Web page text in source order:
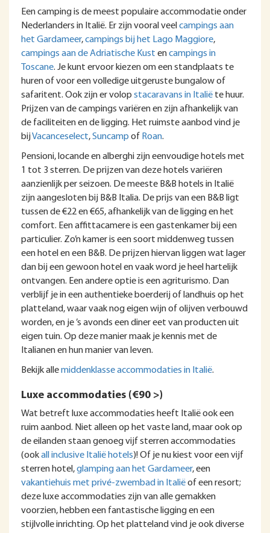
Een camping is de meest populaire accommodatie onder
Nederlanders in Italië. Er zijn vooral veel campings aan
het Gardameer,campings bij het Lago Maggiore,
campings aan de Adriatische Kust encampings in
Toscane. Je kunt ervoor kiezen om een standplaats te
huren of voor een volledige uitgeruste bungalow of
safaritent. Ook zijn er volop stacaravans in Italië te huur.
Prijzen van de campings variëren en zijn afhankelijk van
de faciliteiten en de ligging. Het ruimste aanbod vind je
bijVacanceselect,Suncamp of Roan.
Pensioni, locande en alberghi zijn eenvoudige hotels met
1 tot 3 sterren. De prijzen van deze hotels variëren
aanzienlijk per seizoen. De meeste B&B hotels in Italië
zijn aangesloten bij B&B Italia. De prijs van een B&B ligt
tussen de €22 en €65, afhankelijk van de ligging en het
comfort. Een affittacamere is een gastenkamer bij een
particulier. Zo’n kamer is een soort middenweg tussen
een hotel en een B&B. De prijzen hiervan liggen wat lager
dan bij een gewoon hotel en vaak word je heel hartelijk
ontvangen. Een andere optie is een agriturismo. Dan
verblijf je in een authentieke boerderij of landhuis op het
platteland, waar vaak nog eigen wijn of olijven verbouwd
worden, en je ’s avonds een diner eet van producten uit
eigen tuin. Op deze manier maak je kennis met de
Italianen en hun manier van leven.
Bekijk allemiddenklasse accommodaties in Italië.
Luxe accommodaties (€90 >)
Wat betreft luxe accommodaties heeft Italië ook een
ruim aanbod. Niet alleen op het vaste land, maar ook op
de eilanden staan genoeg vijf sterren accommodaties
(ookall inclusive Italië hotels)! Of je nu kiest voor een vijf
sterren hotel,glamping aan het Gardameer, een
vakantiehuis met privé-zwembad in Italiëof een resort;
deze luxe accommodaties zijn van alle gemakken
voorzien, hebben een fantastische ligging en een
stijlvolle inrichting. Op het platteland vind je ook diverse